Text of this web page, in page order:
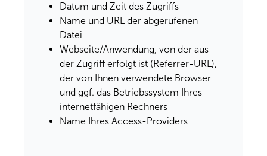
Datum und Zeit des Zugriffs
Name und URL der abgerufenen
Datei
Webseite/Anwendung, von der aus
der Zugriff erfolgt ist (Referrer-URL),
der von Ihnen verwendete Browser
und ggf. das Betriebssystem Ihres
internetfähigen Rechners
Name Ihres Access-Providers